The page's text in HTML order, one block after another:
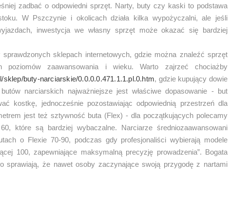
zadbać o odpowiedni sprzęt. Narty, buty czy kaski to podstawa
W Pszczynie i okolicach działa kilka wypożyczalni, ale jeśli
inwestycja we własny sprzęt może okazać się bardziej
sklepach internetowych, gdzie można znaleźć sprzęt
poziomów zaawansowania i wieku. Warto zajrzeć chociażby
sklep/buty-narciarskie/0.0.0.0.471.1.1.pl.0.htm, gdzie kupujący dowie
narciarskich najważniejsze jest właściwe dopasowanie - but
kostkę, jednocześnie pozostawiając odpowiednią przestrzeń dla
jest też sztywność buta (Flex) - dla początkujących polecamy
które są bardziej wybaczalne. Narciarze średniozaawansowani
o Flexie 70-90, podczas gdy profesjonaliści wybierają modele
100, zapewniające maksymalną precyzję prowadzenia”. Bogata
sprawiają, że nawet osoby zaczynające swoją przygodę z nartami